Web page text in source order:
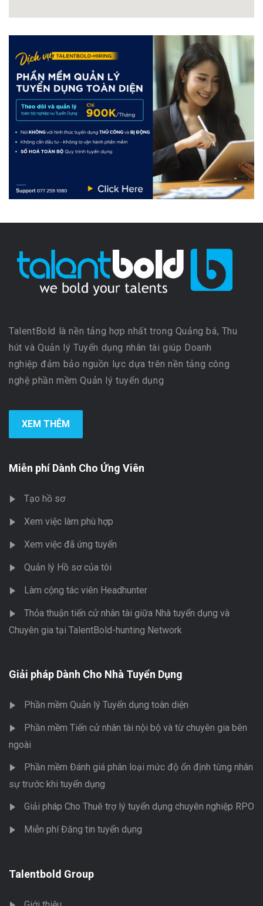
TalentBold là nền tảng hợp nhất trong Quảng bá, Thu
hút và Quản lý Tuyển dụng nhân tài giúp Doanh
nghiệp đảm bảo nguồn lực dựa trên nền tảng công
nghệ phần mềm Quản lý tuyển dụng
XEM THÊM
Miễn phí Dành Cho Ứng Viên
Tạo hồ sơ
Xem việc làm phù hợp
Xem việc đã ứng tuyển
Quản lý Hồ sơ của tôi
Làm cộng tác viên Headhunter
Thỏa thuận tiến cử nhân tài giữa Nhà tuyển dụng và
Chuyên gia tại TalentBold-hunting Network
Giải pháp Dành Cho Nhà Tuyển Dụng
Phần mềm Quản lý Tuyển dụng toàn diện
Phần mềm Tiến cử nhân tài nội bộ và từ chuyên gia bên
ngoài
Phần mềm Đánh giá phân loại mức độ ổn định từng nhân
sự trước khi tuyển dụng
Giải pháp Cho Thuê trợ lý tuyển dụng chuyên nghiệp RPO
Miễn phí Đăng tin tuyển dụng
Talentbold Group